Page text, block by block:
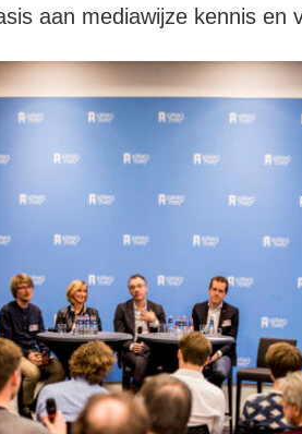
aan mediawijze kennis en